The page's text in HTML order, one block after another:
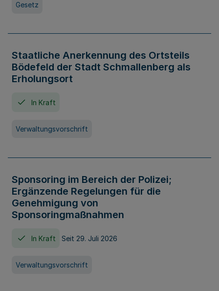
Gesetz
Staatliche Anerkennung des Ortsteils
Bödefeld der Stadt Schmallenberg als
Erholungsort
In Kraft
Verwaltungsvorschrift
Sponsoring im Bereich der Polizei;
Ergänzende Regelungen für die
Genehmigung von
Sponsoringmaßnahmen
In Kraft Seit 29. Juli 2026
Verwaltungsvorschrift